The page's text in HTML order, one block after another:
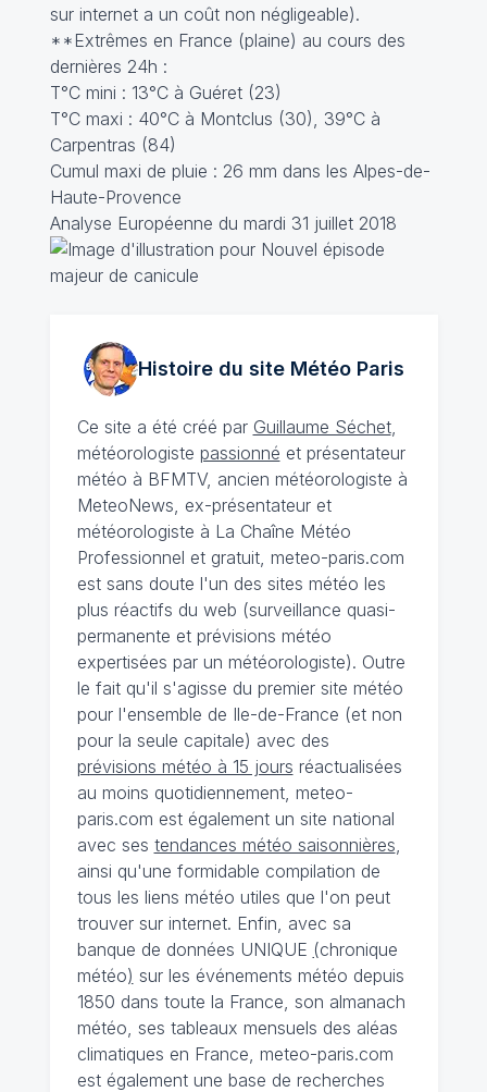
sur internet a un coût non négligeable).
**Extrêmes en France (plaine) au cours des
dernières 24h :
T°C mini : 13°C à Guéret (23)
T°C maxi : 40°C à Montclus (30), 39°C à
Carpentras (84)
Cumul maxi de pluie : 26 mm dans les Alpes-de-
Haute-Provence
Analyse Européenne du mardi 31 juillet 2018
Histoire du site MétéoParis
Ce site a été créé par Guillaume Séchet,
météorologiste passionné et présentateur
météo à BFMTV, ancien météorologiste à
MeteoNews, ex-présentateur et
météorologiste à La Chaîne Météo
Professionnel et gratuit, meteo-paris.com
est sans doute l'un des sites météo les
plus réactifs du web (surveillance quasi-
permanente et prévisions météo
expertisées par un météorologiste). Outre
le fait qu'il s'agisse du premier site météo
pour l'ensemble de Ile-de-France (et non
pour la seule capitale) avec des
prévisions météo à 15 jours réactualisées
au moins quotidiennement, meteo-
paris.com est également un site national
avec ses tendances météo saisonnières,
ainsi qu'une formidable compilation de
tous les liens météo utiles que l'on peut
trouver sur internet. Enfin, avec sa
banque de données UNIQUE (chronique
météo) sur les événements météo depuis
1850 dans toute la France, son almanach
météo, ses tableaux mensuels des aléas
climatiques en France, meteo-paris.com
est également une base de recherches